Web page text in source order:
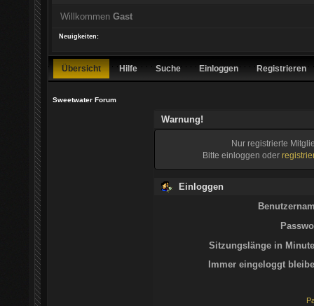
Willkommen Gast
Neuigkeiten:
Übersicht Hilfe Suche Einloggen Registrieren
Sweetwater Forum
Warnung!
Nur registrierte
Bitte einloggen oder
Einloggen
Sitzungslänge in
Immer eingeloggt